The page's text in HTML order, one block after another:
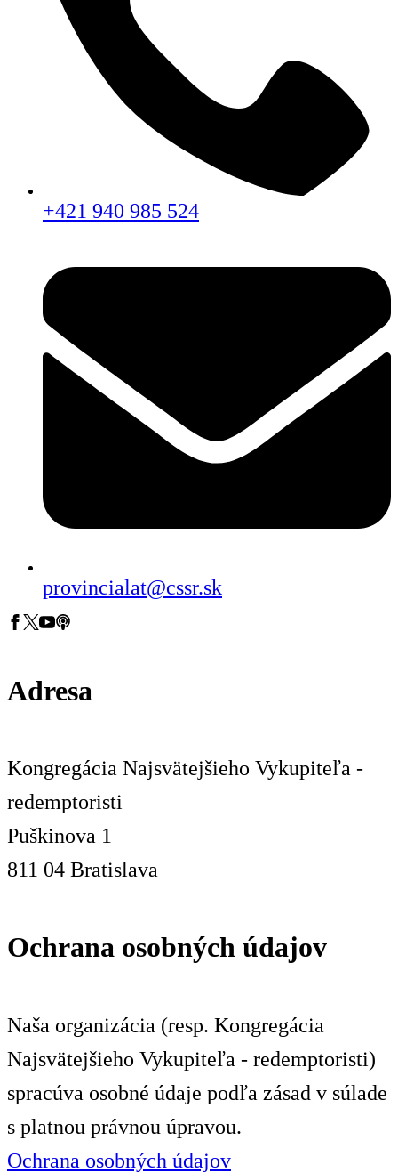
+421 940 985 524
provincialat@cssr.sk
Adresa
Kongregácia Najsvätejšieho Vykupiteľa -
redemptoristi
Puškinova 1
811 04 Bratislava
Ochrana osobných údajov
Naša organizácia (resp. Kongregácia
Najsvätejšieho Vykupiteľa - redemptoristi)
spracúva osobné údaje podľa zásad v súlade
s platnou právnou úpravou.
Ochrana osobných údajov